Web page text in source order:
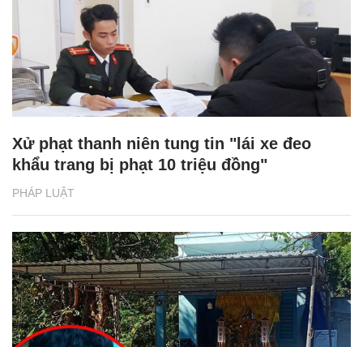
PHÁP LUẬT
Xử phạt thanh niên tung tin "lái xe đeo
khẩu trang bị phạt 10 triệu đồng"